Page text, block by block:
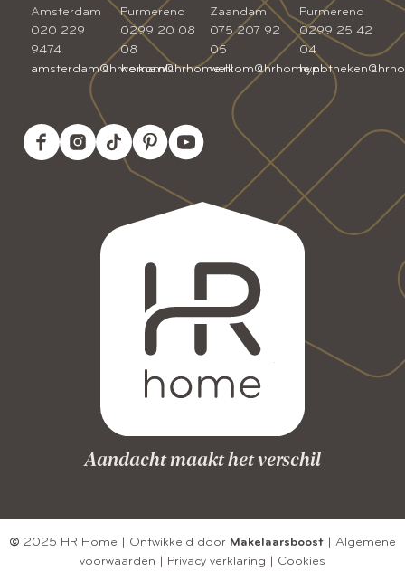
Amsterdam
020 229
9474
amsterdam@hrhome.nl
Purmerend
0299 20 08
08
welkom@hrhome.nl
Zaandam
075 207 92
05
welkom@hrhome.nl
Purmerend
0299 25 42
04
Aandacht maakt het verschil
© 2025 HR Home | Ontwikkeld door Makelaarsboost | Algemene
voorwaarden | Privacy verklaring | Cookies